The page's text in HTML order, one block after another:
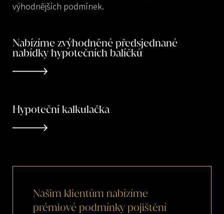
výhodnějších podmínek.
Nabízíme zvýhodněné předsjednané
nabídky hypotečních balíčků
Hypoteční kalkulačka
Našim klientům nabízíme
prémiové podmínky pojištění